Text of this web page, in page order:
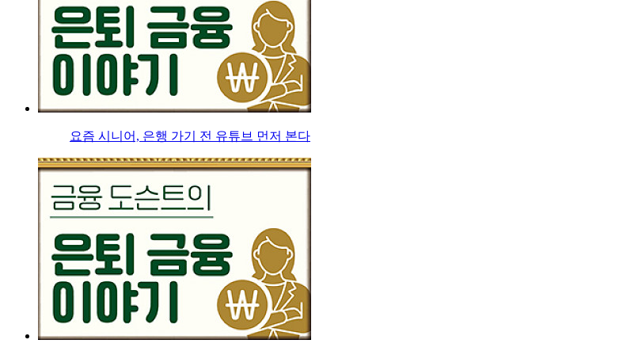
요즘 시니어, 은행 가기 전 유튜브 먼저 본다